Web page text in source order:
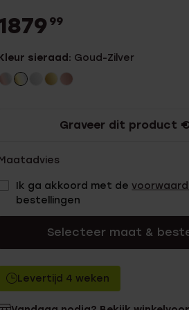
99
sieraad: Goud-Zilver
Graveer dit product
Ik ga akkoord met de
bestellingen
Selecteer maat &
Levertijd 4 weken